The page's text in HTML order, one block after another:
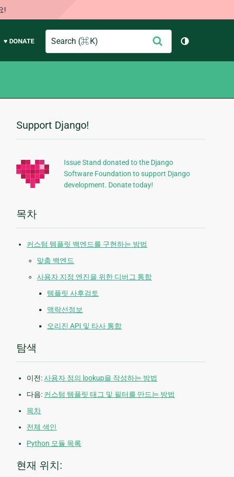
!
♥ DONATE
Search
출
테마 토글 (
추
가
정
보
Support Django!
Issue Stand donated to the Django
Software Foundation to support Django
development. Donate today!
목차
커스텀 템플릿 백엔드를 구현하는 방법
맞춤 백엔드
사용자 지정 엔진을 위한 디버그 통합
템플릿 사후검토
맥락선정보
오리진 API 및 타사 통합
탐색
이전:사용자 정의 lookup을 작성하는 방법
다음: 커스텀 템플릿 태그 및 필터를 만드는 방법
목차
전체 색인
Python 모듈 목록
현재 위치: